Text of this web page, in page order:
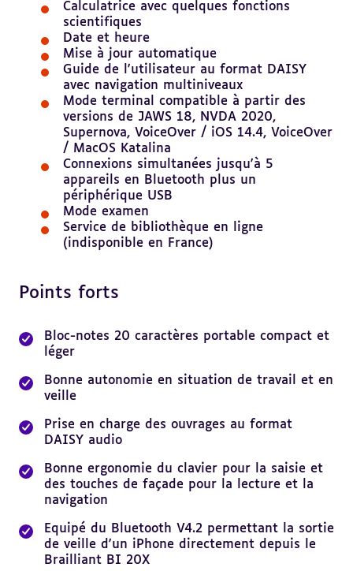
Calculatrice avec quelques fonctions
scientifiques
Date et heure
Mise à jour automatique
Guide de l'utilisateur au format DAISY
avec navigation multiniveaux
Mode terminal compatible à partir des
versions de JAWS 18, NVDA 2020,
Supernova, VoiceOver / iOS 14.4, VoiceOver
/ MacOS Katalina
Connexions simultanées jusqu'à 5
appareils en Bluetooth plus un
périphérique USB
Mode examen
Service de bibliothèque en ligne
(indisponible en France)
Points forts
Bloc-notes 20 caractères portable compact et
léger
Bonne autonomie en situation de travail et en
veille
Prise en charge des ouvrages au format
DAISY audio
Bonne ergonomie du clavier pour la saisie et
des touches de façade pour la lecture et la
navigation
Equipé du Bluetooth V4.2 permettant la sortie
de veille d'un iPhone directement depuis le
Brailliant BI 20X
Revenir